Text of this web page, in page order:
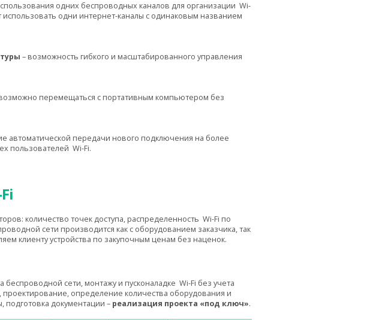
одних беспроводных каналов для организации Wi-
одни интернет-каналы с одинаковым названием
– возможность гибкого и масштабированного управления
перемещаться с портативным компьютером без
автоматической передачи нового подключения на более
пользователей Wi-Fi.
Fi
количество точек доступа, распределенность Wi-Fi по
сети производится как с оборудованием заказчика, так
клиенту устройства по закупочным ценам без наценок.
сети, монтажу и пусконаладке Wi-Fi без учета
определение количества оборудования и
документации – реализация проекта «под ключ».